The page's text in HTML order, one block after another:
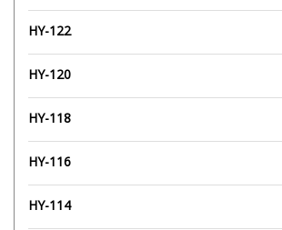
HY-122
HY-120
HY-118
HY-116
HY-114